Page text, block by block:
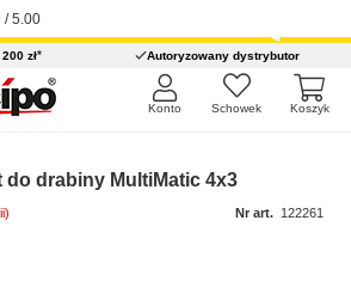
/ 5.00
zł* Autoryzowany dystrybutor
Koszyk
Schowek
Konto
do drabiny MultiMatic 4x3
Nr art. 122261